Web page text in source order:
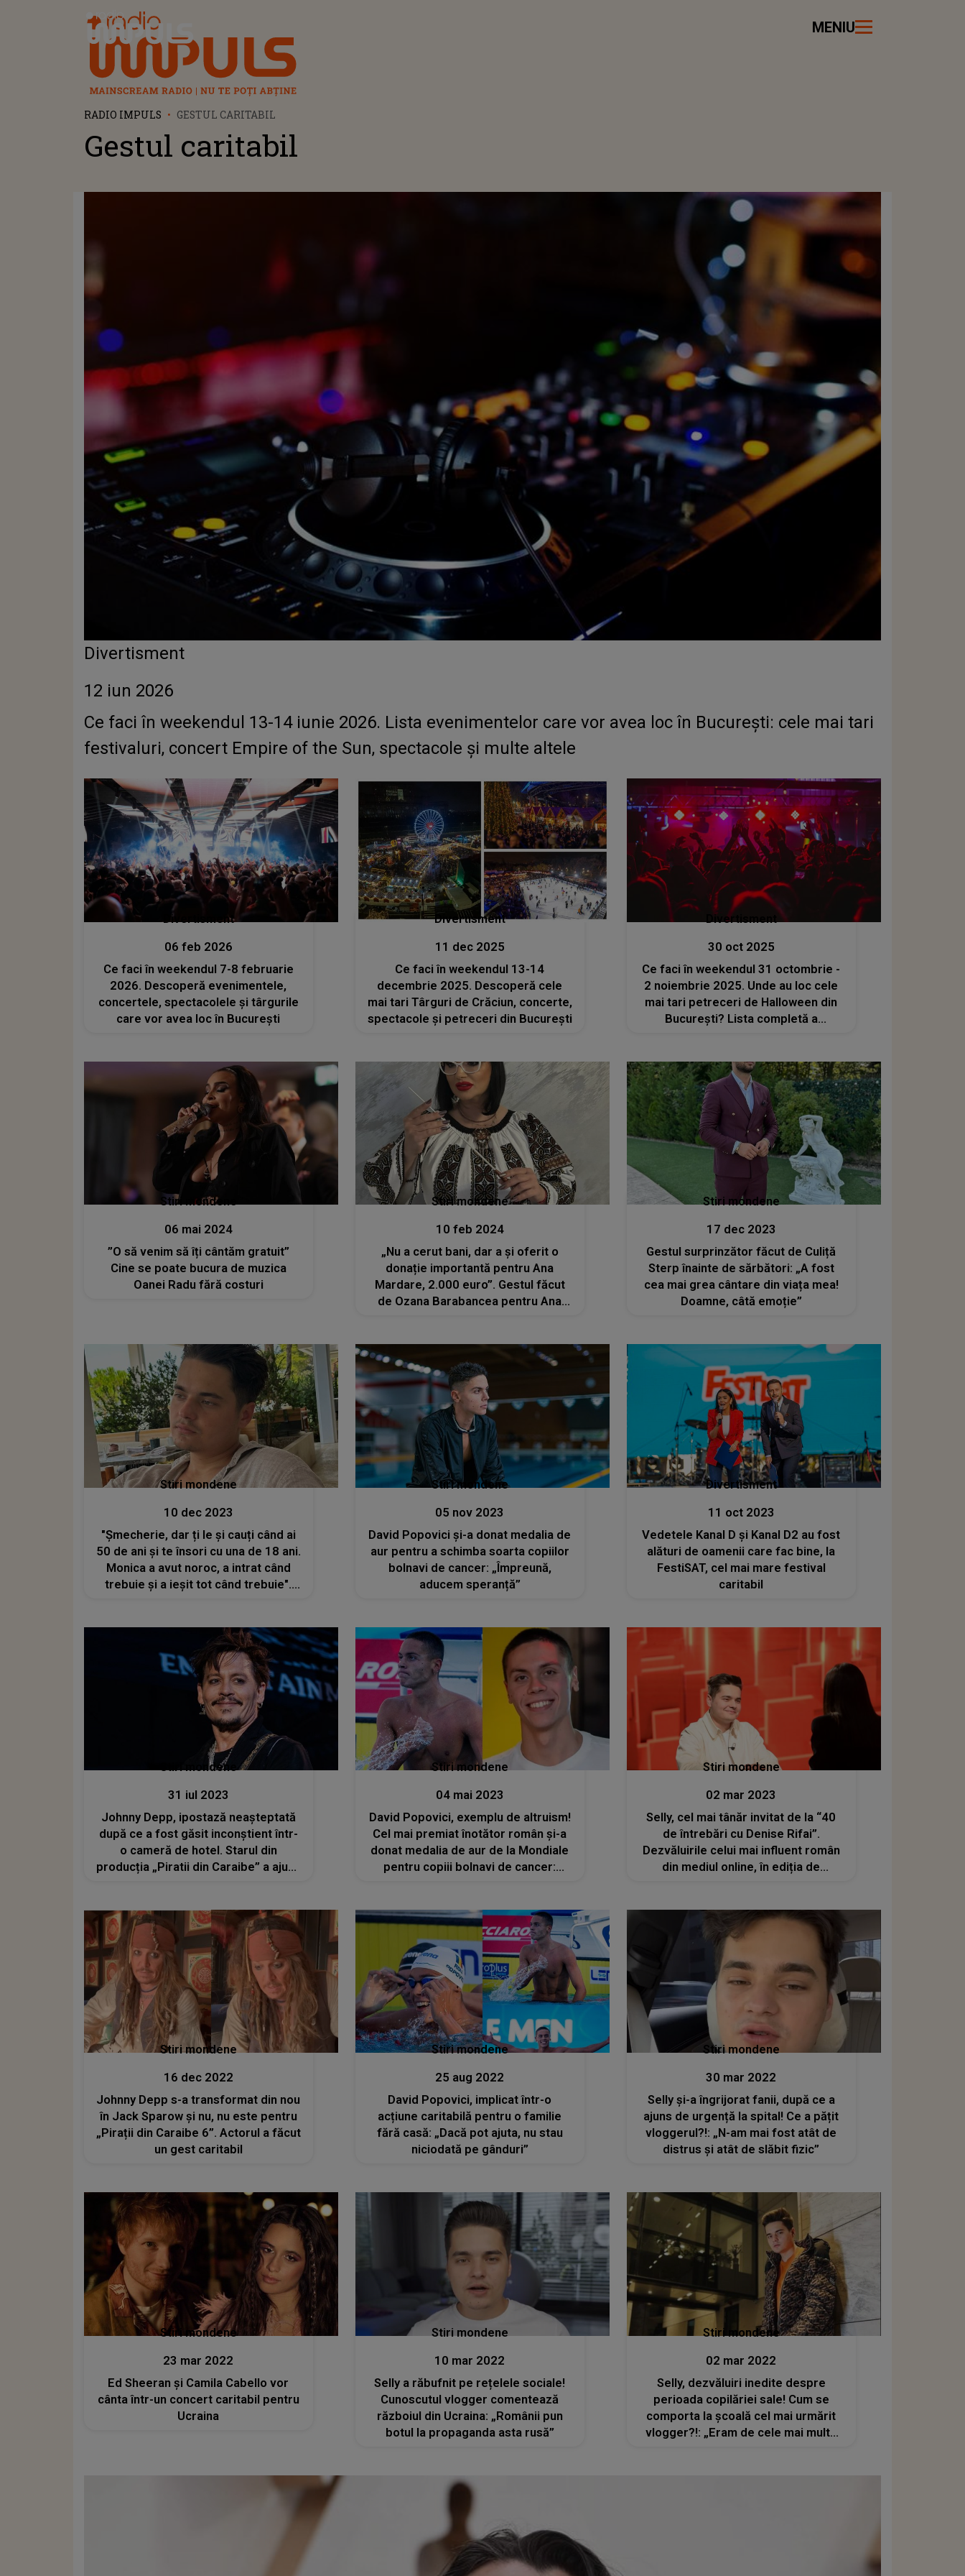
Radio Impuls MENIU
RADIO IMPULS GESTUL CARITABIL
Gestul caritabil
Divertisment
12 iun 2026
Ce faci în weekendul 13-14 iunie 2026. Lista evenimentelor care vor avea loc în București: cele mai tari
festivaluri, concert Empire of the Sun, spectacole și multe altele
Divertisment
06 feb 2026
Ce faci în weekendul 7-8 februarie
2026. Descoperă evenimentele,
concertele, spectacolele și târgurile
care vor avea loc în București
Divertisment
11 dec 2025
Ce faci în weekendul 13-14
decembrie 2025. Descoperă cele
mai tari Târguri de Crăciun, concerte,
spectacole și petreceri din București
Divertisment
30 oct 2025
Ce faci în weekendul 31 octombrie -
2 noiembrie 2025. Unde au loc cele
mai tari petreceri de Halloween din
București? Lista completă a
Stiri mondene
06 mai 2024
”O să venim să îți cântăm gratuit”
Cine se poate bucura de muzica
Oanei Radu fără costuri
Stiri mondene
10 feb 2024
„Nu a cerut bani, dar a și oferit o
donație importantă pentru Ana
Mardare, 2.000 euro”. Gestul făcut
de Ozana Barabancea pentru Ana
Stiri mondene
17 dec 2023
Gestul surprinzător făcut de Culiță
Sterp înainte de sărbători: „A fost
cea mai grea cântare din viața mea!
Doamne, câtă emoție”
Stiri mondene
10 dec 2023
"Șmecherie, dar ți le și cauți când ai
50 de ani și te însori cu una de 18 ani.
Monica a avut noroc, a intrat când
trebuie și a ieșit tot când trebuie".
Stiri mondene
05 nov 2023
David Popovici și-a donat medalia de
aur pentru a schimba soarta copiilor
bolnavi de cancer: „Împreună,
aducem speranță”
Divertisment
11 oct 2023
Vedetele Kanal D și Kanal D2 au fost
alături de oamenii care fac bine, la
FestiSAT, cel mai mare festival
caritabil
Stiri mondene
31 iul 2023
Johnny Depp, ipostază neașteptată
după ce a fost găsit inconștient într-
o cameră de hotel. Starul din
producția „Piratii din Caraibe” a ajuns
Stiri mondene
04 mai 2023
David Popovici, exemplu de altruism!
Cel mai premiat înotător român și-a
donat medalia de aur de la Mondiale
pentru copiii bolnavi de cancer:
Stiri mondene
02 mar 2023
Selly, cel mai tânăr invitat de la “40
de întrebări cu Denise Rifai”.
Dezvăluirile celui mai influent român
din mediul online, în ediția de
Stiri mondene
16 dec 2022
Johnny Depp s-a transformat din nou
în Jack Sparow și nu, nu este pentru
„Pirații din Caraibe 6”. Actorul a făcut
un gest caritabil
Stiri mondene
25 aug 2022
David Popovici, implicat într-o
acțiune caritabilă pentru o familie
fără casă: „Dacă pot ajuta, nu stau
niciodată pe gânduri”
Stiri mondene
30 mar 2022
Selly și-a îngrijorat fanii, după ce a
ajuns de urgență la spital! Ce a pățit
vloggerul?!: „N-am mai fost atât de
distrus și atât de slăbit fizic”
Stiri mondene
23 mar 2022
Ed Sheeran și Camila Cabello vor
cânta într-un concert caritabil pentru
Ucraina
Stiri mondene
10 mar 2022
Selly a răbufnit pe rețelele sociale!
Cunoscutul vlogger comentează
războiul din Ucraina: „Românii pun
botul la propaganda asta rusă”
Stiri mondene
02 mar 2022
Selly, dezvăluiri inedite despre
perioada copilăriei sale! Cum se
comporta la școală cel mai urmărit
vlogger?!: „Eram de cele mai multe